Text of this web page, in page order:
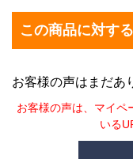
この商品に対す
お客様の声はまだあ
お客様の声は、マイペ
いる